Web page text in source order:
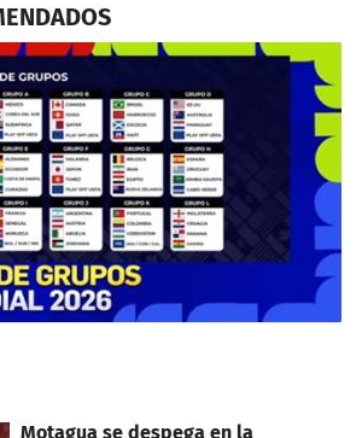
Motagua se despega en la